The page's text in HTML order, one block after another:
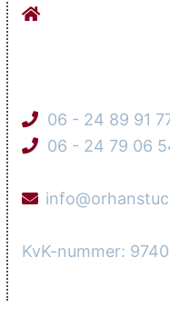
06 - 24 89 91
06 - 24 79 06
KvK-nummer: